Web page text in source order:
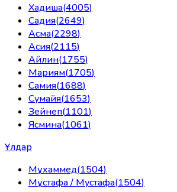
Хадиша(4005)
Садия(2649)
Асма(2298)
Асия(2115)
Айлин(1755)
Мариям(1705)
Самия(1688)
Сумайя(1653)
Зейнеп(1101)
Ясмина(1061)
Ұлдар
Мұхаммед(1504)
Мұстафа / Мустафа(1504)